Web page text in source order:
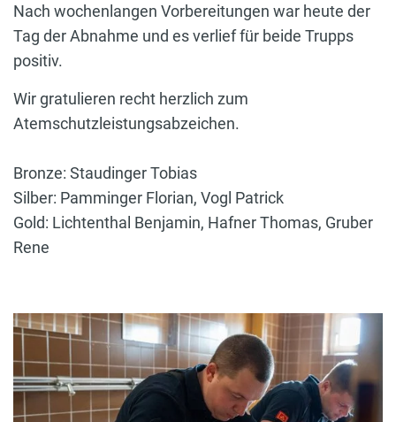
Nach wochenlangen Vorbereitungen war heute der
Tag der Abnahme und es verlief für beide Trupps
positiv.
Wir gratulieren recht herzlich zum
Atemschutzleistungsabzeichen.
Bronze: Staudinger Tobias
Silber: Pamminger Florian, Vogl Patrick
Gold: Lichtenthal Benjamin, Hafner Thomas, Gruber
Rene